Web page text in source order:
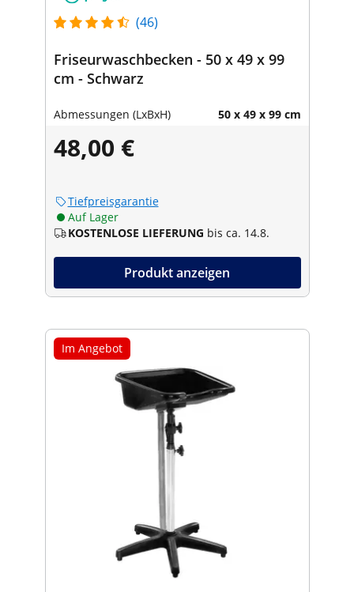
(46)
Friseurwaschbecken - 50 x 49 x 99
cm - Schwarz
Abmessungen (LxBxH) 50 x 49 x 99 cm
48,00 €
Tiefpreisgarantie
Auf Lager
KOSTENLOSE LIEFERUNG bis ca. 14.8.
Produkt anzeigen
Im Angebot